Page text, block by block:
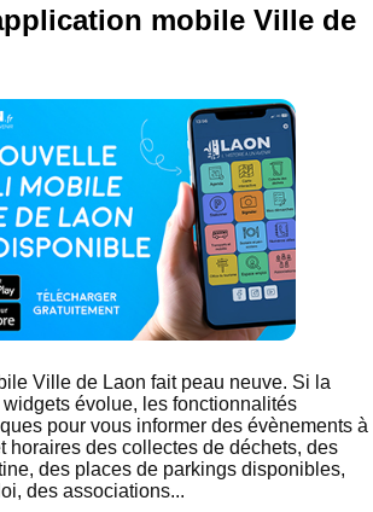
mobile Ville de
Ville de Laon fait peau neuve. Si la
évolue, les fonctionnalités
pour vous informer des évènements à
horaires des collectes de déchets, des
des places de parkings disponibles,
des associations...